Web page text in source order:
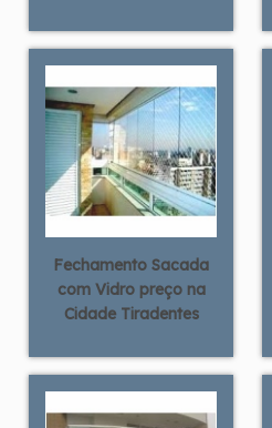
Fechamento Sacada
com Vidro preço na
Cidade Tiradentes